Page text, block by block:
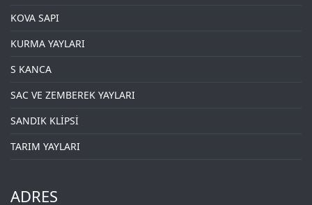
KOVA SAPI
KURMA YAYLARI
S KANCA
SAC VE ZEMBEREK YAYLARI
SANDIK KLİPSİ
TARIM YAYLARI
ADRES